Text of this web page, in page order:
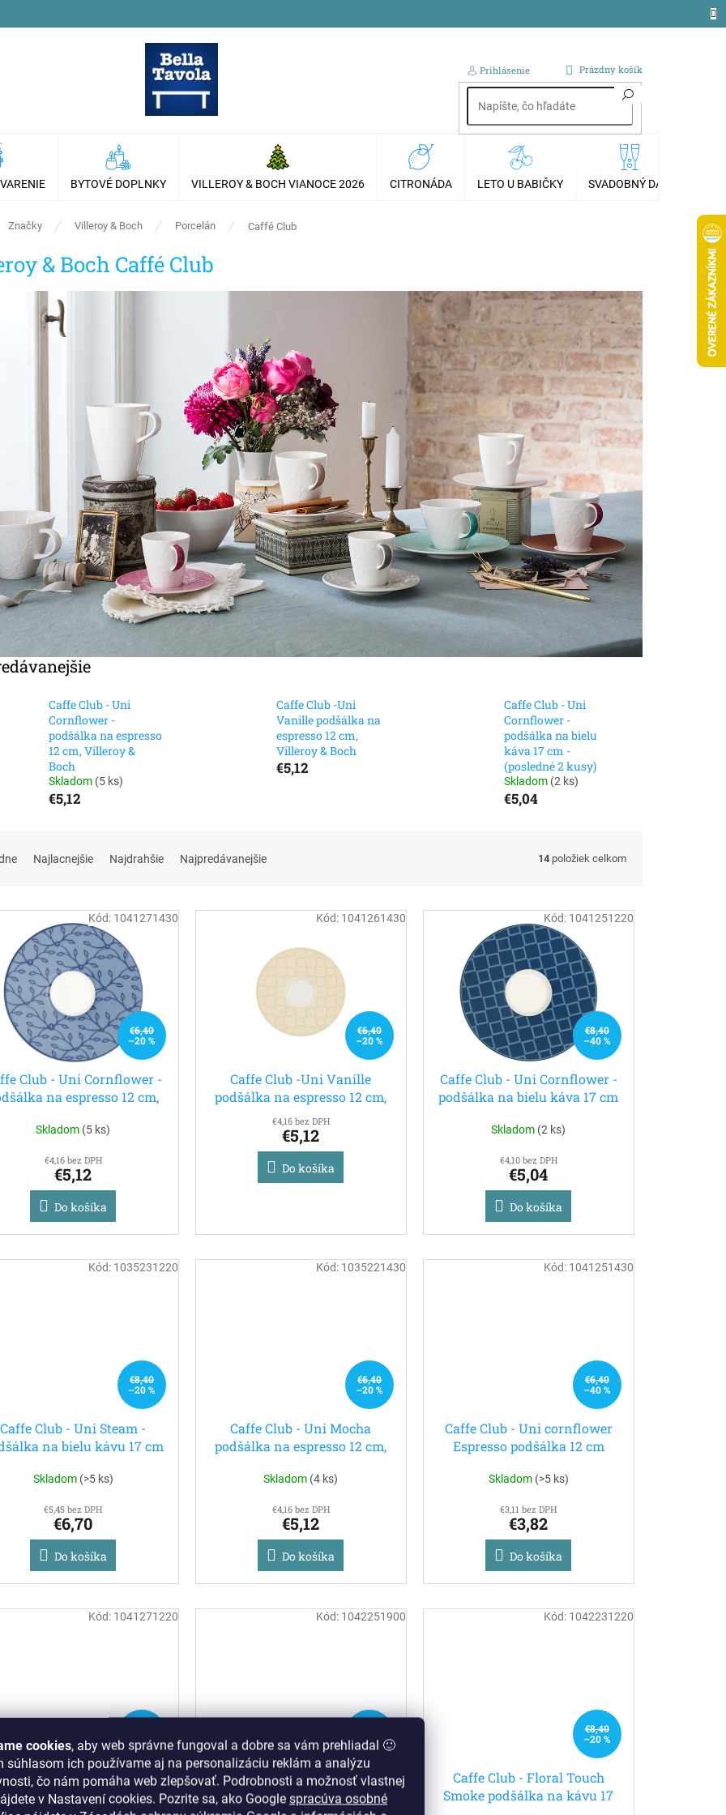
cookies, aby web správne fungoval a dobre sa vám prehliadal 🙂
súhlasom ich používame aj na personalizáciu reklám a analýzu
čo nám pomáha web zlepšovať. Podrobnosti a možnosť vlastnej
v Nastavení cookies. Pozrite sa, ako Google spracúva osobné
Prihlásenie
NÁKUPNÝ
KOŠÍK
Prázdny košík
BYTOVÉ DOPLNKY VILLEROY & BOCH VIANOCE 2026 CITRONÁDA LETO U BABIČKY SVADOBNÝ DAR
Značky Villeroy & Boch Porcelán Caffé Club
& Boch Caffé Club
Caffe Club - Uni
Cornflower -
podšálka na espresso
12 cm, Villeroy &
Boch
Skladom (5 ks)
€5,12
Caffe Club -Uni
Vanille podšálka na
espresso 12 cm,
Villeroy & Boch
€5,12
Caffe Club - Uni
Cornflower -
podšálka na bielu
káva 17 cm -
(posledné 2 kusy)
Skladom (2 ks)
€5,04
Najlacnejšie Najdrahšie Najpredávanejšie 14 položiek celkom
€6,40
–20 %
Club - Uni Cornflower -
na espresso 12 cm,
Skladom (5 ks)
€4,16 bez DPH
€5,12
Do košíka
Kód: 1041271430
€6,40
–20 %
Caffe Club -Uni Vanille
podšálka na espresso 12 cm,
Villeroy & Boch
€4,16 bez DPH
€5,12
Do košíka
Kód: 1041261430
€8,40
–40 %
Caffe Club - Uni Cornflower -
podšálka na bielu káva 17 cm
Skladom (2 ks)
€4,10 bez DPH
€5,04
Do košíka
Kód: 1041251220
€8,40
–20 %
Caffe Club - Uni Steam -
na bielu kávu 17 cm
Skladom (>5 ks)
€5,45 bez DPH
€6,70
Do košíka
Kód: 1035231220
€6,40
–20 %
Caffe Club - Uni Mocha
podšálka na espresso 12 cm,
Skladom (4 ks)
€4,16 bez DPH
€5,12
Do košíka
Kód: 1035221430
€6,40
–40 %
Caffe Club - Uni cornflower
Espresso podšálka 12 cm
Skladom (>5 ks)
€3,11 bez DPH
€3,82
Do košíka
Kód: 1041251430
–40 %
Club - Floral - podšálka
na bielu káva 17 cm -
Kód: 1041271220
–25 %
Caffe Club - Uni Oak, miska
0,75 l (posledných 9 kusov na
Kód: 1042251900
€8,40
–20 %
Caffe Club - Floral Touch
Smoke podšálka na kávu 17
Kód: 1042231220